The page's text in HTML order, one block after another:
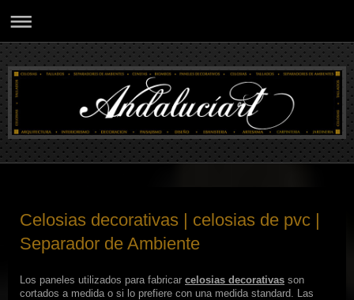
Celosias decorativas | celosias de pvc |
Separador de Ambiente
Los paneles utilizados para fabricar celosias decorativas son
cortados a medida o si lo prefiere con una medida standard. Las